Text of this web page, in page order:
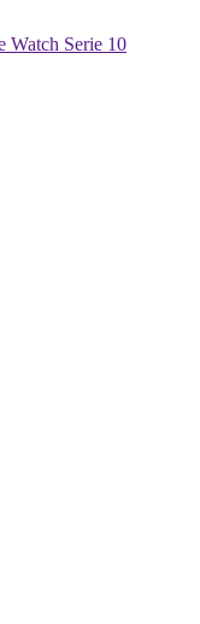
Watch Serie 10